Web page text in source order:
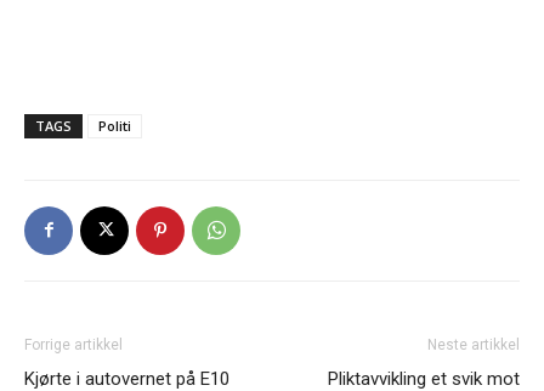
TAGS Politi
Forrige artikkel
Kjørte i autovernet på E10
Neste artikkel
Pliktavvikling et svik mot